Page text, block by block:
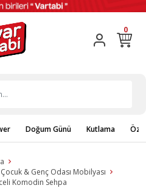
0
Doğum Günü Kutlama
Çocuk & Genç Odası Mobilyası
Komodin Sehpa